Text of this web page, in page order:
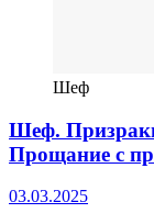
Шеф
Шеф.
Прощание с
03.03.2025